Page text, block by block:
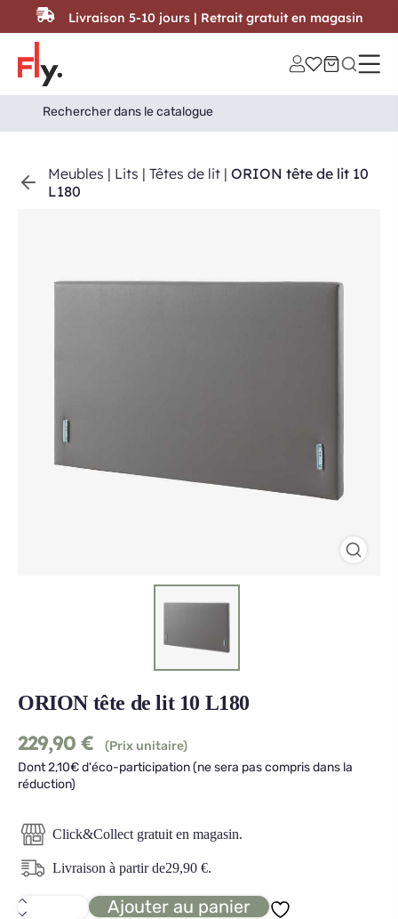
Passer au contenu
Search
for:
Search Button
Meubles | Lits | Têtes de lit | ORION tête de lit 10
L180
ORION tête de lit 10 L180
229,90 €
(Prix unitaire)
Dont 2,10€ d'éco-participation (ne sera pas compris dans la
réduction)
Click&Collect gratuit en magasin.
Livraison à partir de29,90 €.
quantité
Ajouter au panier
Livraison 5-10 jours | Retrait gratuit en magasin